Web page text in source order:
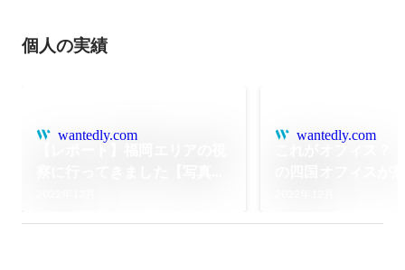
個人の実績
wantedly.com wantedly.com